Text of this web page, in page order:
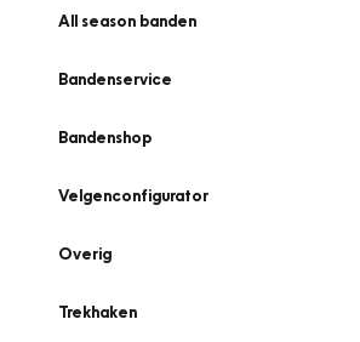
All season banden
Bandenservice
Bandenshop
Velgenconfigurator
Overig
Trekhaken